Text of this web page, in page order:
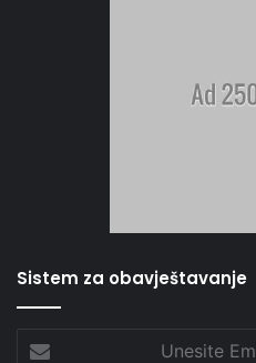
Sistem za obavještavanje